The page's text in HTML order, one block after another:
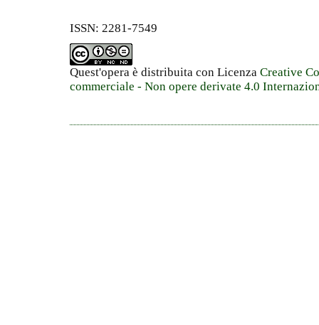
ISSN: 2281-7549
Quest'opera è distribuita con Licenza Creative
commerciale - Non opere derivate 4.0